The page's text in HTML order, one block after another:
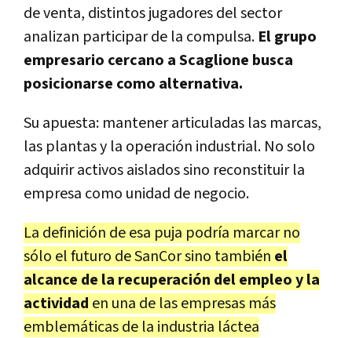
de venta, distintos jugadores del sector
analizan participar de la compulsa. El grupo
empresario cercano a Scaglione busca
posicionarse como alternativa.
Su apuesta: mantener articuladas las marcas,
las plantas y la operación industrial. No solo
adquirir activos aislados sino reconstituir la
empresa como unidad de negocio.
La definición de esa puja podría marcar no
sólo el futuro de SanCor sino también el
alcance de la recuperación del empleo y la
actividad en una de las empresas más
emblemáticas de la industria láctea